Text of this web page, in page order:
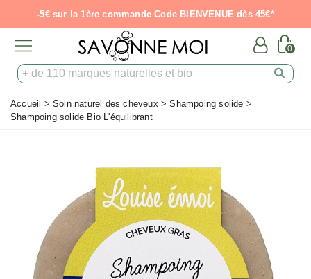
-5€ sur la 1ère commande Code BIENVENUE dès 45€*
0
Accueil > Soin naturel des cheveux > Shampoing solide >
Shampoing solide Bio L'équilibrant